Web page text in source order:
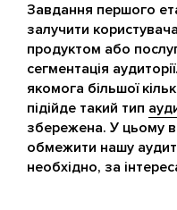
Завдання першого
залучити
продуктом або
сегментація
якомога більшої
підійде такий тип
збережена. У цьому
обмежити нашу
необхідно, за